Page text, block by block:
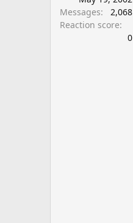
Messages
2,068
Reaction score
0